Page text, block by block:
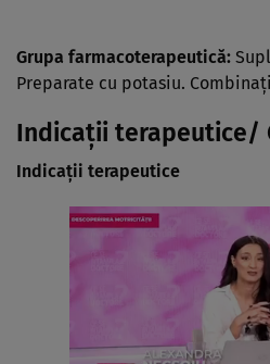
Grupa farmacoterapeutică:
Preparate cu potasiu.
Indicaţii terapeutice/
Indicaţii terapeutice